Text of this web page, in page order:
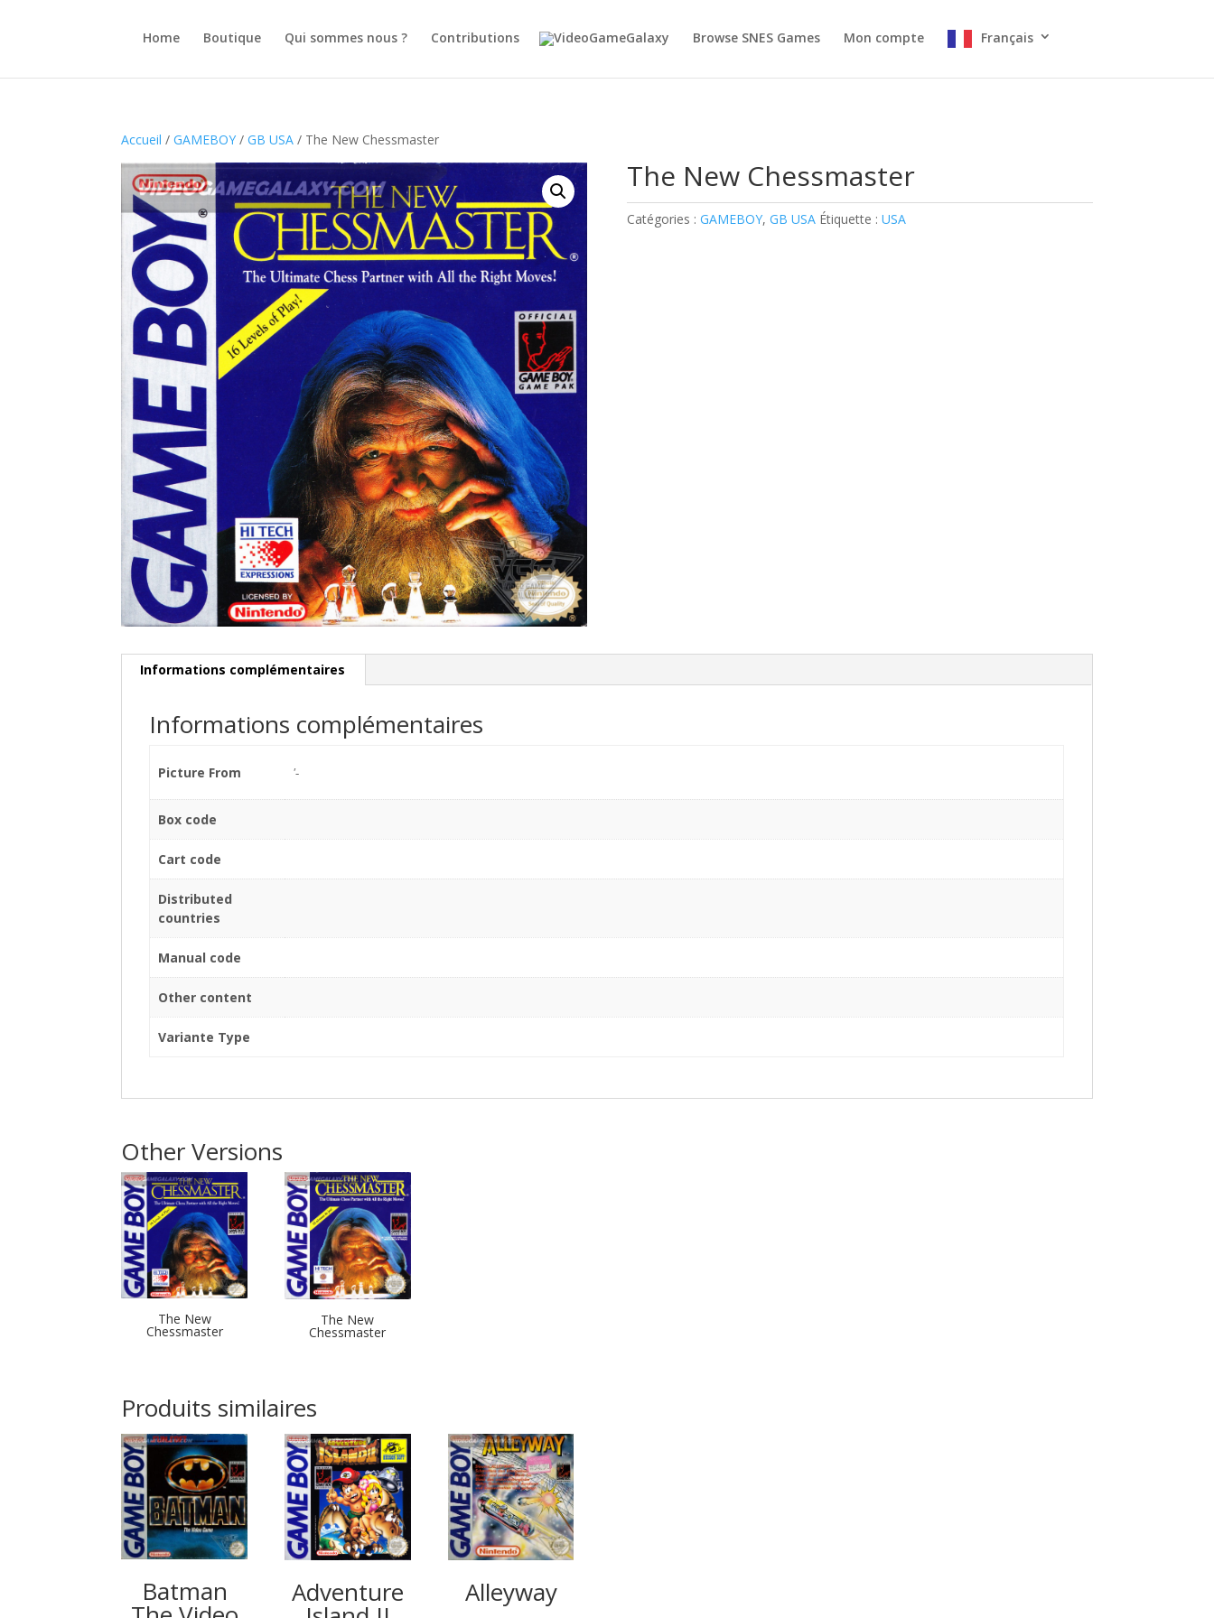
Home Boutique Qui sommes nous ? Contributions Browse SNES Games Mon compte Français
Accueil /GAMEBOY /GB USA / The New Chessmaster
The New Chessmaster
Catégories : GAMEBOY, GB USA Étiquette : USA
Informations complémentaires
Informations complémentaires
Picture From '-
Box code
Cart code
Distributed
countries
Manual code
Other content
Variante Type
Other Versions
The New
Chessmaster
The New
Chessmaster
Produits similaires
Batman Adventure Alleyway